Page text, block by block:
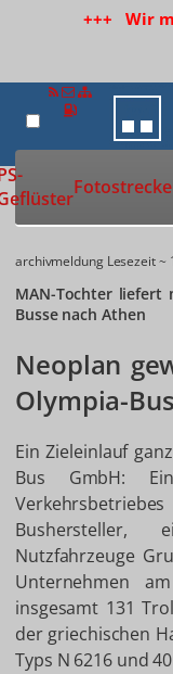
+++ Wir
archivmeldung Lesezeit ~
MAN-Tochter liefert
Busse nach Athen
Neoplan
Olympia-
Ein Zieleinlauf
Bus GmbH:
Nutzfahrzeuge
Unternehmen
insgesamt 131
der griechischen
Typs N 6216 und